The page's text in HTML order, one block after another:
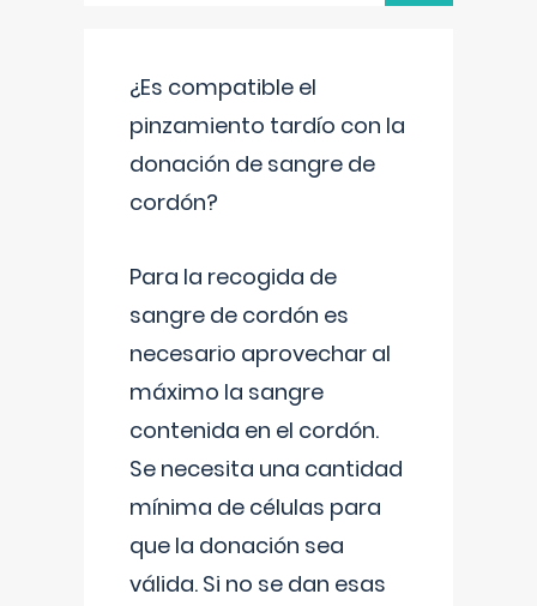
¿Es compatible el
pinzamiento tardío con la
donación de sangre de
cordón?
Para la recogida de
sangre de cordón es
necesario aprovechar al
máximo la sangre
contenida en el cordón.
Se necesita una cantidad
mínima de células para
que la donación sea
válida. Si no se dan esas